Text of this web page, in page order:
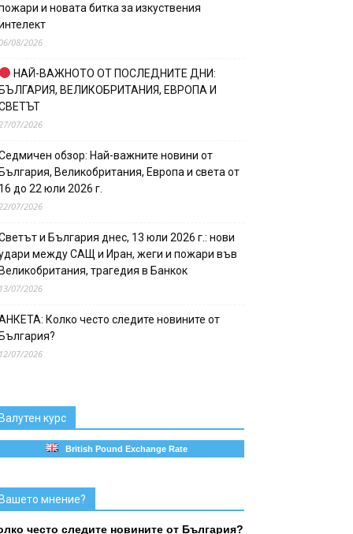
и новата битка за изкуствения
08/2026
НАЙ-ВАЖНОТО ОТ ПОСЛЕДНИТЕ ДНИ:
ВЕЛИКОБРИТАНИЯ, ЕВРОПА И
07/2026
обзор: Най-важните новини от
Великобритания, Европа и света от
до 22 юли 2026 г.
07/2026
и България днес, 13 юли 2026 г.: нови
между САЩ и Иран, жеги и пожари във
трагедия в Банкок
07/2026
Колко често следите новините от
07/2026
курс
British Pound Exchange Rate
мнение?
често следите новините от България?